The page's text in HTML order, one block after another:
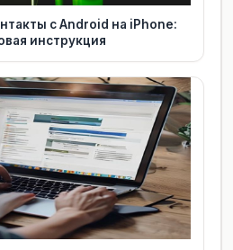
с Android на iPhone:
инструкция